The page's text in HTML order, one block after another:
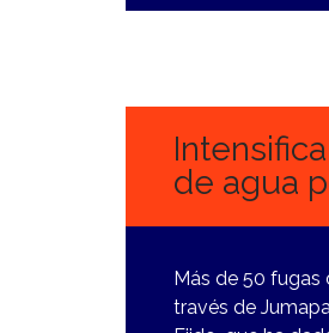
de agua
Más de 50
través de